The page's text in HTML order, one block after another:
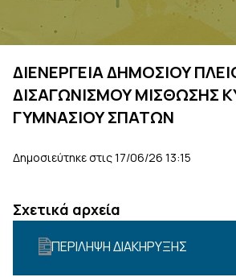
ΔΙΕΝΕΡΓΕΙΑ ΔΗΜΟΣΙΟΥ
ΔΙΣΑΓΩΝΙΣΜΟΥ ΜΙΣΘΩΣΗΣ
ΓΥΜΝΑΣΙΟΥ ΣΠΑΤΩΝ
Δημοσιεύτηκε στις 17/06/26 13:15
Σχετικά αρχεία
ΠΕΡΙΛΗΨΗ ΔΙΑΚΗΡΥΞΗΣ